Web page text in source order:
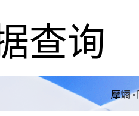
查询